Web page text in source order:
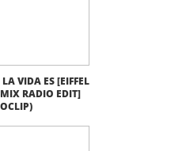
LA VIDA ES [EIFFEL
RADIO EDIT]